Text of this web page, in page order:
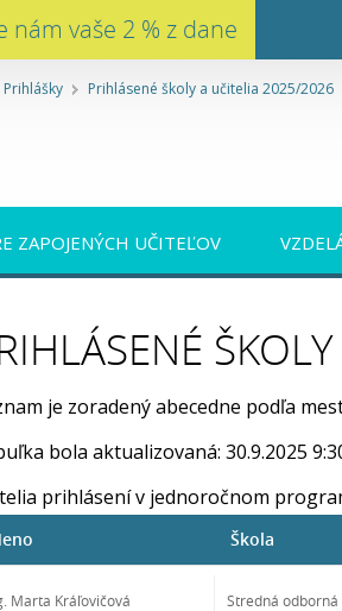
nám vaše 2 % z dane
Prihlášky Prihlásené školy a učitelia 2025/2026
ZAPOJENÝCH UČITEĽOV
je zoradený abecedne podľa
bola aktualizovaná: 30.9.2025
prihlásení v jednoročnom
Škola
Marta Kráľovičová Stredná odborná